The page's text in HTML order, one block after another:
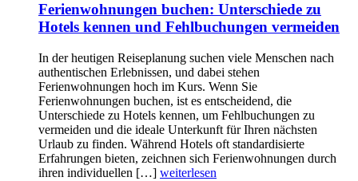
Ferienwohnungen buchen: Unterschiede zu
Hotels kennen und Fehlbuchungen vermeiden
In der heutigen Reiseplanung suchen viele Menschen nach
authentischen Erlebnissen, und dabei stehen
Ferienwohnungen hoch im Kurs. Wenn Sie
Ferienwohnungen buchen, ist es entscheidend, die
Unterschiede zu Hotels kennen, um Fehlbuchungen zu
vermeiden und die ideale Unterkunft für Ihren nächsten
Urlaub zu finden. Während Hotels oft standardisierte
Erfahrungen bieten, zeichnen sich Ferienwohnungen durch
ihren individuellen […] weiterlesen